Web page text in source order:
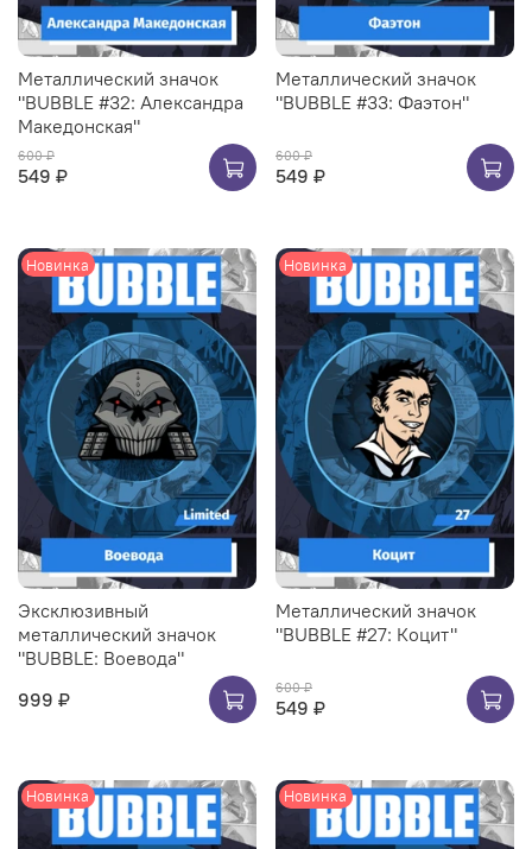
Металлический значок
"BUBBLE #32: Александра
Македонская"
600 ₽
549 ₽
Металлический значок
"BUBBLE #33: Фаэтон"
600 ₽
549 ₽
Новинка
Эксклюзивный
металлический значок
"BUBBLE: Воевода"
999 ₽
Новинка
Металлический значок
"BUBBLE #27: Коцит"
600 ₽
549 ₽
Новинка Новинка